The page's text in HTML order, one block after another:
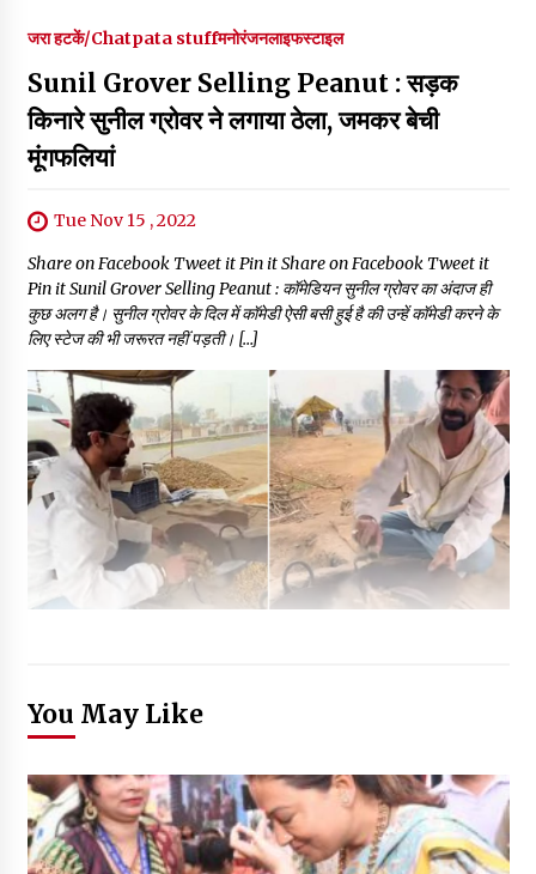
जरा हटकें/Chatpata stuffमनोरंजनलाइफस्टाइल
Sunil Grover Selling Peanut : सड़क
किनारे सुनील ग्रोवर ने लगाया ठेला, जमकर बेची
मूंगफलियां
Tue Nov 15 , 2022
Share on Facebook Tweet it Pin it Share on Facebook Tweet it
Pin it Sunil Grover Selling Peanut : कॉमेडियन सुनील ग्रोवर का अंदाज ही
कुछ अलग है। सुनील ग्रोवर के दिल में कॉमेडी ऐसी बसी हुई है की उन्हें कॉमेडी करने के
लिए स्टेज की भी जरूरत नहीं पड़ती। […]
You May Like